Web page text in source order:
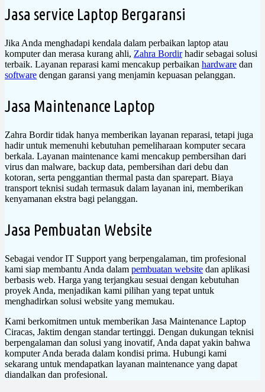
Jasa service Laptop Bergaransi
Jika Anda menghadapi kendala dalam perbaikan laptop atau
komputer dan merasa kurang ahli, Zahra Bordirhadir sebagai solusi
terbaik. Layanan reparasi kami mencakup perbaikan hardware dan
software dengan garansi yang menjamin kepuasan pelanggan.
Jasa Maintenance Laptop
Zahra Bordir tidak hanya memberikan layanan reparasi, tetapi juga
hadir untuk memenuhi kebutuhan pemeliharaan komputer secara
berkala. Layanan maintenance kami mencakup pembersihan dari
virus dan malware, backup data, pembersihan dari debu dan
kotoran, serta penggantian thermal pasta dan sparepart. Biaya
transport teknisi sudah termasuk dalam layanan ini, memberikan
kenyamanan ekstra bagi pelanggan.
Jasa Pembuatan Website
Sebagai vendor IT Support yang berpengalaman, tim profesional
kami siap membantu Anda dalam pembuatan website dan aplikasi
berbasis web. Harga yang terjangkau sesuai dengan kebutuhan
proyek Anda, menjadikan kami pilihan yang tepat untuk
menghadirkan solusi website yang memukau.
Kami berkomitmen untuk memberikan Jasa Maintenance Laptop
Ciracas, Jaktim dengan standar tertinggi. Dengan dukungan teknisi
berpengalaman dan solusi yang inovatif, Anda dapat yakin bahwa
komputer Anda berada dalam kondisi prima. Hubungi kami
sekarang untuk mendapatkan layanan maintenance yang dapat
diandalkan dan profesional.